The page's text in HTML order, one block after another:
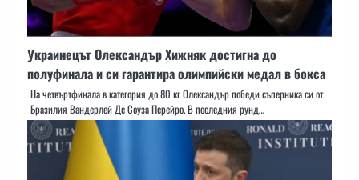
Украинецът Олександър Хижняк достигна до
полуфинала и си гарантира олимпийски медал в бокса
На четвъртфинала в категория до 80 кг Олександър победи съперника си от
Бразилия Вандерлей Де Соуза Перейро. В последния рунд…